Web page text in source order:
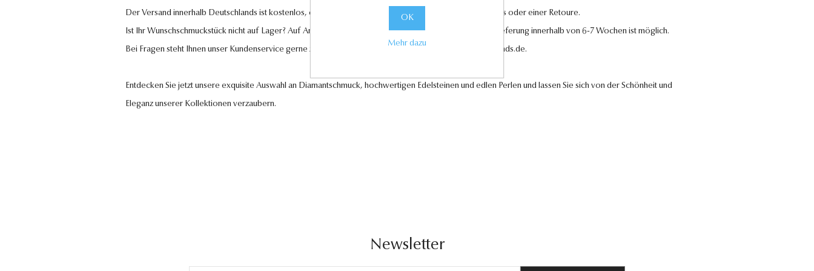
Der Versand innerhalb Deutschlands ist kostenlos, ebenso wie der Rückversand im Falle eines Umtauschs oder einer Retoure.
Ist Ihr Wunschschmuckstück nicht auf Lager? Auf Anfrage können wir es für Sie anfertigen lassen. Eine Lieferung innerhalb von 6-7 Wochen ist möglich.
Bei Fragen steht Ihnen unser Kundenservice gerne zur Verfügung unter kundenservice@antwerp-diamonds.de.
Entdecken Sie jetzt unsere exquisite Auswahl an Diamantschmuck, hochwertigen Edelsteinen und edlen Perlen und lassen Sie sich von der Schönheit und
Eleganz unserer Kollektionen verzaubern.
Newsletter
OK
Mehr dazu